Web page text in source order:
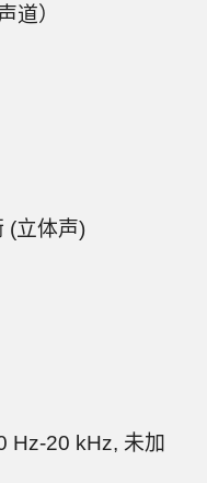
道）
(立体声)
Hz-20 kHz, 未加